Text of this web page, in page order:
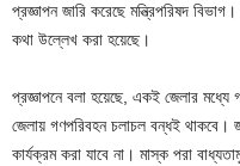
প্রজ্ঞাপন জারি করেছে মন্ত্রিপরিষদ
কথা উল্লেখ করা হয়েছে।
প্রজ্ঞাপনে বলা হয়েছে, একই জেলার
জেলায় গণপরিবহন চলাচল বন্ধই থাকবে।
কার্যক্রম করা যাবে না। মাস্ক পরা